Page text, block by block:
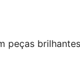
peças